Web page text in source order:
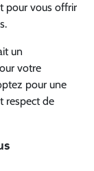
pour vous offrir
un
votre
pour une
respect de